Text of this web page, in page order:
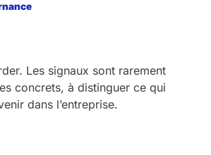
Les signaux sont rarement
concrets, à distinguer ce qui
dans l’entreprise.